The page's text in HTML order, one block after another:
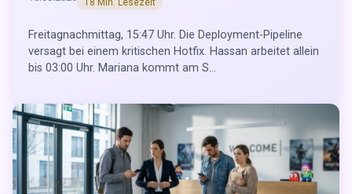
Freitagnachmittag, 15:47 Uhr. Die Deployment-Pipeline
versagt bei einem kritischen Hotfix. Hassan arbeitet allein
bis 03:00 Uhr. Mariana kommt am S...